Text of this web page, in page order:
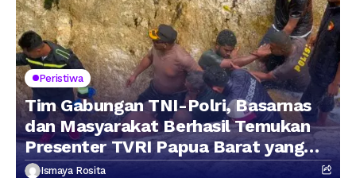
Peristiwa
Tim Gabungan TNI-Polri, Basarnas
dan Masyarakat Berhasil Temukan
Presenter TVRI Papua Barat yang
Hilang di Sungai Memti
Ismaya Rosita